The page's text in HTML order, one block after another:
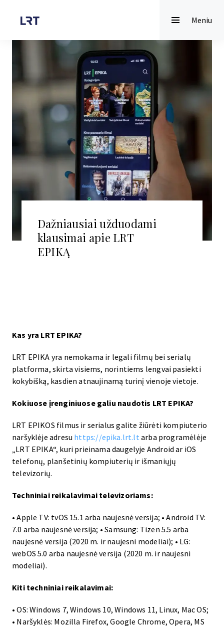
Meniu
Dažniausiai užduodami
klausimai apie LRT
EPIKĄ
Kas yra LRT EPIKA?
LRT EPIKA yra nemokama ir legali filmų bei serialų
platforma, skirta visiems, norintiems lengvai pasiekti
kokybišką, kasdien atnaujinamą turinį vienoje vietoje.
Kokiuose įrenginiuose galiu naudotis LRT EPIKA?
LRT EPIKOS filmus ir serialus galite žiūrėti kompiuterio
naršyklėje adresu https://epika.lrt.lt arba programėlėje
„LRT EPIKA“, kuri prieinama daugelyje Android ar iOS
telefonų, planšetinių kompiuterių ir išmaniųjų
televizorių.
Techniniai reikalavimai televizoriams:
• Apple TV: tvOS 15.1 arba naujesnė versija; • Android TV:
7.0 arba naujesnė versija; • Samsung: Tizen 5.5 arba
naujesnė versija (2020 m. ir naujesni modeliai); • LG:
webOS 5.0 arba naujesnė versija (2020 m. ir naujesni
modeliai).
Kiti techniniai reikalavimai:
• OS: Windows 7, Windows 10, Windows 11, Linux, Mac OS;
• Naršyklės: Mozilla Firefox, Google Chrome, Opera, MS